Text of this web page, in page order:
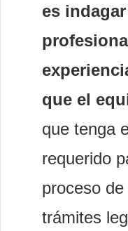
es
que el
que tenga
requerido
proceso
trámites